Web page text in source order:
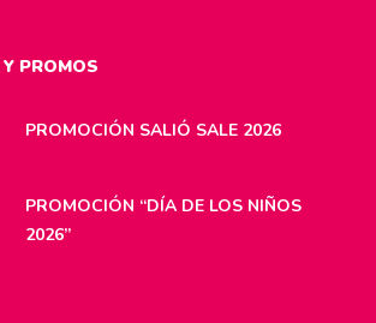
PROMOS
PROMOCIÓN SALIÓ SALE 2026
PROMOCIÓN “DÍA DE LOS NIÑOS
2026”